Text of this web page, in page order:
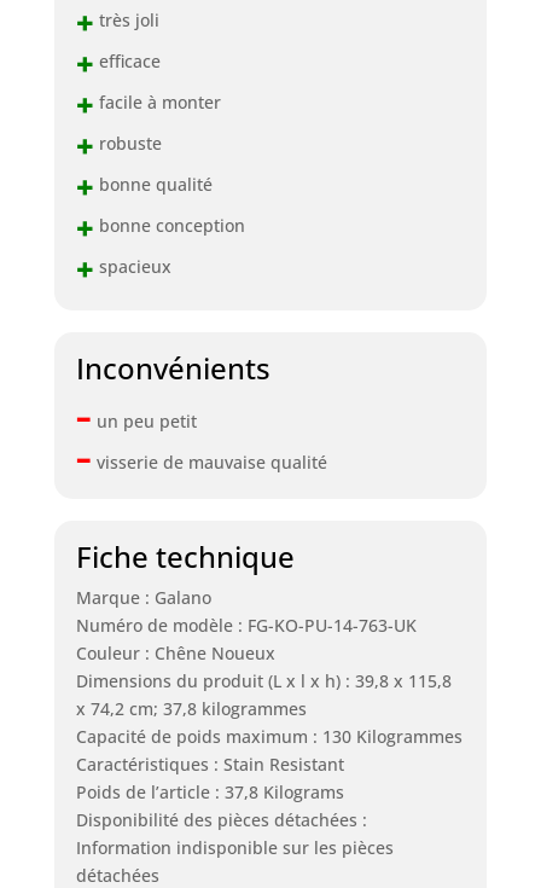
+ très joli
+ efficace
+ facile à monter
+ robuste
+ bonne qualité
+ bonne conception
+ spacieux
Inconvénients
– un peu petit
– visserie de mauvaise qualité
Fiche technique
Marque : Galano
Numéro de modèle : FG-KO-PU-14-763-UK
Couleur : Chêne Noueux
Dimensions du produit (L x l x h) : 39,8 x 115,8
x 74,2 cm; 37,8 kilogrammes
Capacité de poids maximum : 130 Kilogrammes
Caractéristiques : Stain Resistant
Poids de l’article : 37,8 Kilograms
Disponibilité des pièces détachées :
Information indisponible sur les pièces
détachées